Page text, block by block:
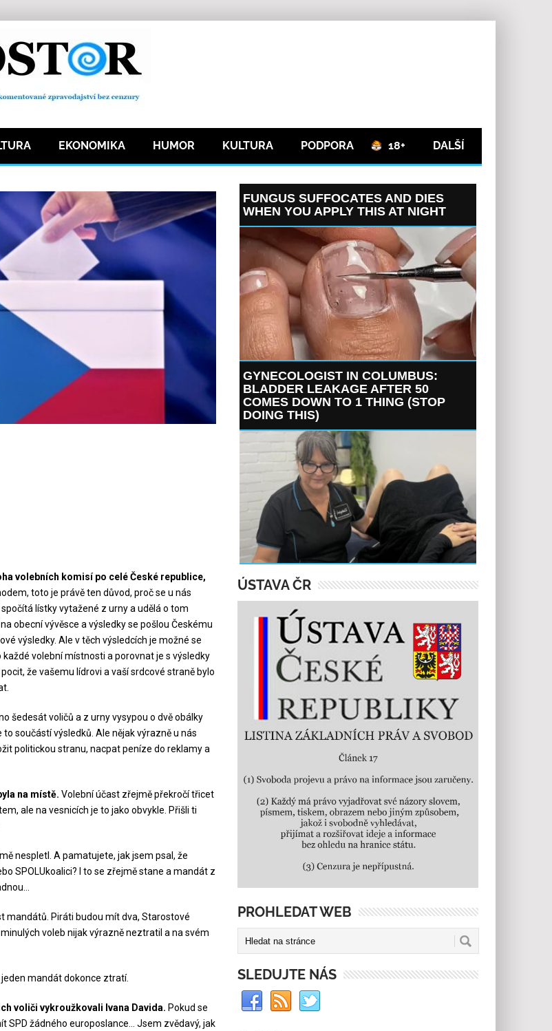
EKONOMIKA HUMOR KULTURA PODPORA 18+ DALŠÍ
volebních komisí po celé České republice,
toto je právě ten důvod, proč se u nás
lístky vytažené z urny a udělá o tom
obecní vývěsce a výsledky se pošlou Českému
výsledky. Ale v těch výsledcích je možné se
volební místnosti a porovnat je s výsledky
že vašemu lídrovi a vaší srdcové straně bylo
šedesát voličů a z urny vysypou o dvě obálky
součástí výsledků. Ale nějak výrazně u nás
politickou stranu, nacpat peníze do reklamy a
na místě. Volební účast zřejmě překročí třicet
ale na vesnicích je to jako obvykle. Přišli ti
nespletl. A pamatujete, jak jsem psal, že
SPOLUkoalici? I to se zřejmě stane a mandát z
mandátů. Piráti budou mít dva, Starostové
voleb nijak výrazně neztratil a na svém
mandát dokonce ztratí.
voliči vykroužkovali Ivana Davida. Pokud se
SPD žádného europoslance… Jsem zvědavý, jak
FUNGUS SUFFOCATES AND DIES
WHEN YOU APPLY THIS AT NIGHT
GYNECOLOGIST IN COLUMBUS:
BLADDER LEAKAGE AFTER 50
COMES DOWN TO 1 THING (STOP
DOING THIS)
ÚSTAVA ČR
PROHLEDAT WEB
SLEDUJTE NÁS